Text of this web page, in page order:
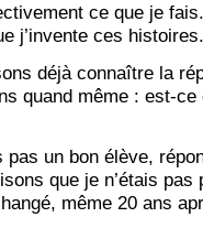
ce que je
j’invente ces
déjà connaître la
quand même : est-
pas un bon élève,
que je n’étais pas
même 20 ans